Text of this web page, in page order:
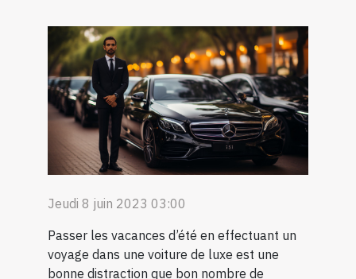
Jeudi 8 juin 2023 03:00
Passer les vacances d’été en effectuant un
voyage dans une voiture de luxe est une
bonne distraction que bon nombre de